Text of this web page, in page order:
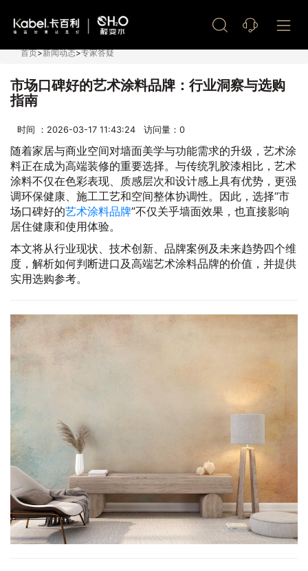
首页>新闻动态>专家答疑
市场口碑好的艺术涂料品牌：行业洞察与选购
指南
时间 ：2026-03-17 11:43:24 访问量： 0
随着家居与商业空间对墙面美学与功能需求的升级，艺术涂
料正在成为高端装修的重要选择。与传统乳胶漆相比，艺术
涂料不仅在色彩表现、质感层次和设计感上具有优势，更强
调环保健康、施工工艺和空间整体协调性。因此，选择“市
场口碑好的艺术涂料品牌”不仅关乎墙面效果，也直接影响
居住健康和使用体验。
本文将从行业现状、技术创新、品牌案例及未来趋势四个维
度，解析如何判断进口及高端艺术涂料品牌的价值，并提供
实用选购参考。